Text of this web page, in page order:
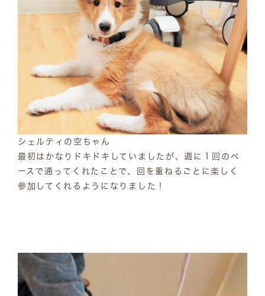
シェルティの空ちゃん
最初はかなりドキドキしていましたが、週に１回のペ
ースで通ってくれたことで、回を重ねるごとに楽しく
参加してくれるようになりました！